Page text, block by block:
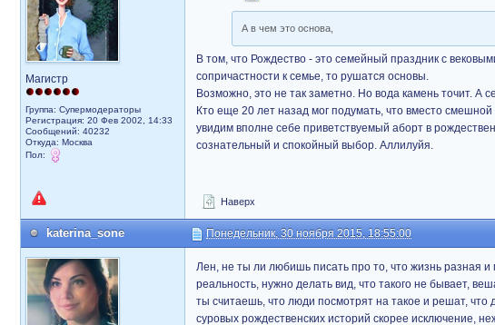
Магистр
Группа: Супермодераторы
Регистрация: 20 Фев 2002, 14:33
Сообщений: 40232
Откуда: Москва
Пол:
А в чем это основа,
В том, что Рождество - это семейный праздник с
сопричастности к семье, то рушатся основы.
Возможно, это не так заметно. Но вода камень точит. А
Кто еще 20 лет назад мог подумать, что вместо
увидим вполне себе приветствуемый аборт в
сознательный и спокойный выбор. Аллилуйя.
Наверх
katerina_sone Понедельник, 30 ноября 2015, 18:55:00
Лен, не ты ли любишь писать про то, что жизнь разная
реальность, нужно делать вид, что такого не бывает,
ты считаешь, что люди посмотрят на такое и решат,
суровых рождественских историй скорее исключение,